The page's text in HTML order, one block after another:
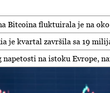
Bitcoina fluktuirala je na
je kvartal završila sa 19
napetosti na istoku Evrope,